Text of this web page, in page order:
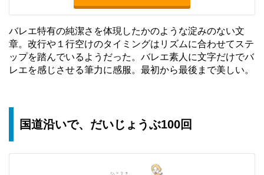
バレエ特有の純潔さを体現したかのような淀みのない文
章。改行や１行空けのタイミングはリズムに合わせてステ
ップを踏んでいるようだった。バレエ素人に文字だけでバ
レエを感じさせる筆力に感服。最初から最後まで美しい。
国道沿いで、だいじょうぶ100回